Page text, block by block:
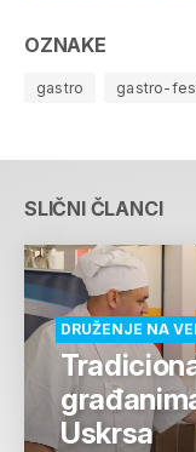
OZNAKE
gastro gastro-
SLIČNI ČLANCI
DRUŽENJE NA
Uskrsa